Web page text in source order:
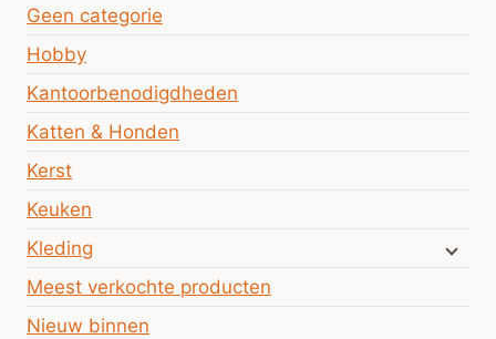
Geen categorie
Hobby
Kantoorbenodigdheden
Katten & Honden
Kerst
Keuken
Kleding
Meest verkochte producten
Nieuw binnen